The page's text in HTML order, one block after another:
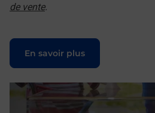
de vente.
En savoir plus
Le lien s'ouvre dans un nouvel